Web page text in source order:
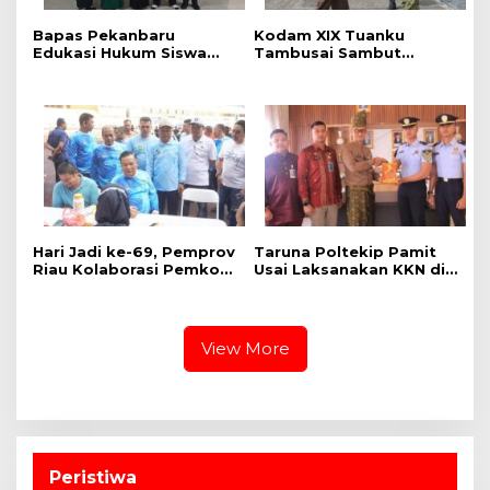
Bapas Pekanbaru
Edukasi Hukum Siswa
Perempuan dan Anak
Kodam XIX Tuanku
Tambusai Sambut
Bulqin dan Yonif TP
898/Pancalang Cakti
‎Hari Jadi ke-69, Pemprov
Riau Kolaborasi Pemkot
Taruna Poltekip Pamit
Usai Laksanakan KKN di
View More
Peristiwa